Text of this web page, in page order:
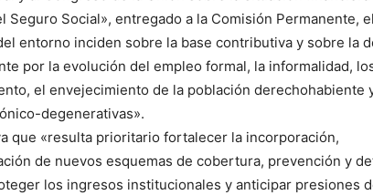
Social», entregado a la Comisión Permanente, el
entorno inciden sobre la base contributiva y sobre la
por la evolución del empleo formal, la informalidad,
el envejecimiento de la población derechohabiente
degenerativas».
que «resulta prioritario fortalecer la incorporación,
de nuevos esquemas de cobertura, prevención y
los ingresos institucionales y anticipar presiones